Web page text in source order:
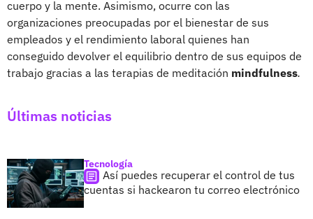
cuerpo y la mente. Asimismo, ocurre con las
organizaciones preocupadas por el bienestar de sus
empleados y el rendimiento laboral quienes han
conseguido devolver el equilibrio dentro de sus equipos de
trabajo gracias a las terapias de meditación mindfulness.
Últimas noticias
Tecnología
Así puedes recuperar el control de tus
cuentas si hackearon tu correo electrónico